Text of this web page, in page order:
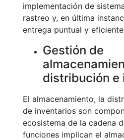
implementación de
rastreo y, en última
entrega puntual y
Gestión de
distribución e
El almacenamiento, la
de inventarios son
ecosistema de la cadena
funciones implican el